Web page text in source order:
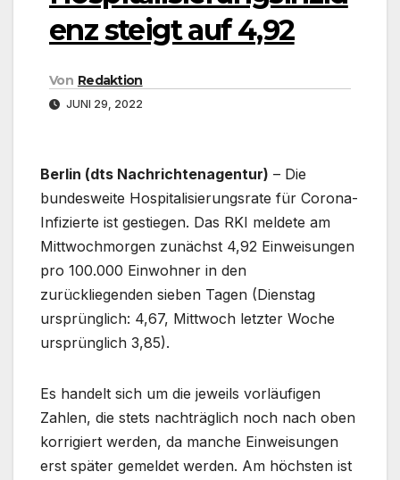
enz steigt auf 4,92
Von Redaktion
JUNI 29, 2022
Berlin (dts Nachrichtenagentur) – Die
bundesweite Hospitalisierungsrate für Corona-
Infizierte ist gestiegen. Das RKI meldete am
Mittwochmorgen zunächst 4,92 Einweisungen
pro 100.000 Einwohner in den
zurückliegenden sieben Tagen (Dienstag
ursprünglich: 4,67, Mittwoch letzter Woche
ursprünglich 3,85).
Es handelt sich um die jeweils vorläufigen
Zahlen, die stets nachträglich noch nach oben
korrigiert werden, da manche Einweisungen
erst später gemeldet werden. Am höchsten ist